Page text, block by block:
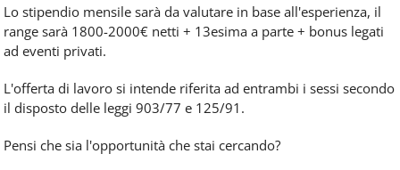
Lo stipendio mensile sarà da valutare in base all'esperienza, il
range sarà 1800-2000€ netti + 13esima a parte + bonus legati
ad eventi privati.
L'offerta di lavoro si intende riferita ad entrambi i sessi secondo
il disposto delle leggi 903/77 e 125/91.
Pensi che sia l'opportunità che stai cercando?